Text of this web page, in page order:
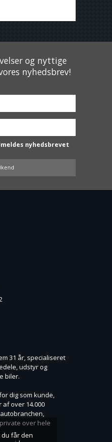
du får den
og nyttige
nyhedsbrev!
nyhedsbrevet
31 år, specialiseret
udstyr og
biler.
dig som kunde,
over 14.000
over hele